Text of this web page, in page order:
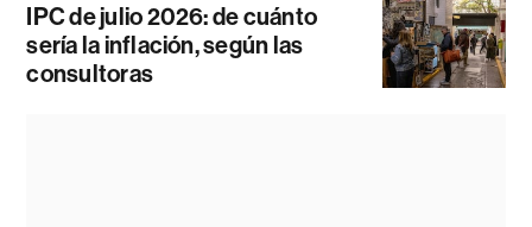
IPC de julio 2026: de cuánto
sería la inflación, según las
consultoras